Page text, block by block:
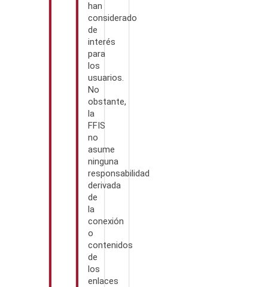
han
considerado
de
interés
para
los
usuarios.
No
obstante,
la
FFIS
no
asume
ninguna
responsabilidad
derivada
de
la
conexión
o
contenidos
de
los
enlaces